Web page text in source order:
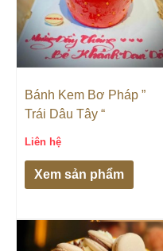
Bánh Kem Bơ Pháp ”
Trái Dâu Tây “
Liên hệ
Xem sản phẩm